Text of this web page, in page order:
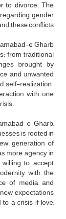
to divorce. The
gender
these conflicts
e Gharb
from traditional
brought by
and unwanted
self-realization.
with one
e Gharb,
is rooted in
generation of
more agency in
to accept
with the
of media, and
expectations
a crisis if love,